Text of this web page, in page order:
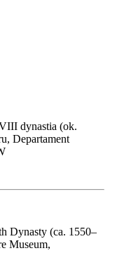
dynastia (ok.
Departament
Dynasty (ca. 1550–
Museum,